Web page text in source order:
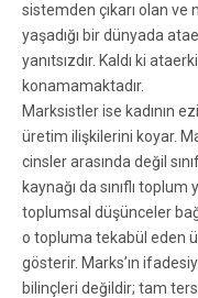
sistemden çıkarı olan ve
yaşadığı bir dünyada
yanıtsızdır. Kaldı ki
konamamaktadır.
Marksistler ise kadının
üretim ilişkilerini koyar.
cinsler arasında değil
kaynağı da sınıflı toplum
toplumsal düşünceler
o topluma tekabül eden
gösterir. Marks’ın
bilinçleri değildir; tam